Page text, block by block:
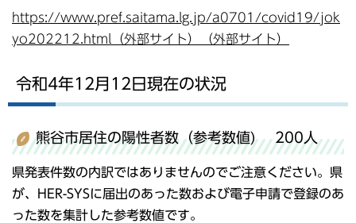
https://www.pref.saitama.lg.jp/a0701/covid19/jok
yo202212.html（外部サイト）（外部サイト）
令和4年12月12日現在の状況
熊谷市居住の陽性者数（参考数値) 200人
県発表件数の内訳ではありませんのでご注意ください。県
が、HER-SYSに届出のあった数および電子申請で登録のあ
った数を集計した参考数値です。